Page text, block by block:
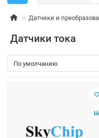
Датчики и
Датчики тока